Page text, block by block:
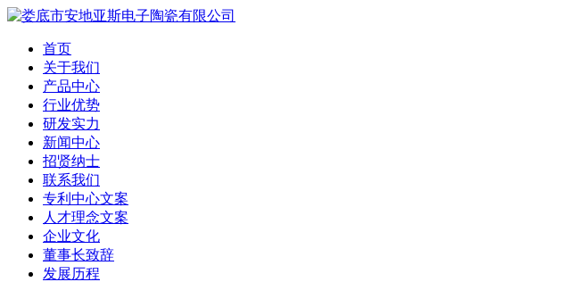
首页
关于我们
产品中心
行业优势
研发实力
新闻中心
招贤纳士
联系我们
专利中心文案
人才理念文案
企业文化
董事长致辞
发展历程